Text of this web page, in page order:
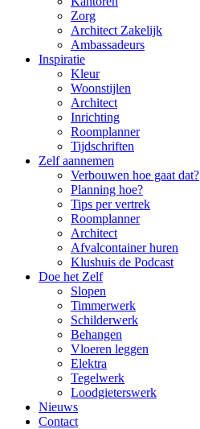
Zorg
Architect Zakelijk
Ambassadeurs
Inspiratie
Kleur
Woonstijlen
Architect
Inrichting
Roomplanner
Tijdschriften
Zelf aannemen
Verbouwen hoe gaat dat?
Planning hoe?
Tips per vertrek
Roomplanner
Architect
Afvalcontainer huren
Klushuis de Podcast
Doe het Zelf
Slopen
Timmerwerk
Schilderwerk
Behangen
Vloeren leggen
Elektra
Tegelwerk
Loodgieterswerk
Nieuws
Contact